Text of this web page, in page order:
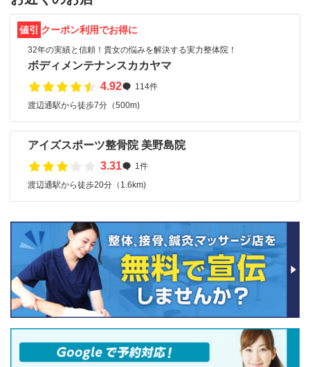
値引 クーポン利用でお得に
32年の実績と信頼！貴女の悩みを解決する実力整体院！
ボディメンテナンスカカヤマ
4.92
114件
渡辺通駅から徒歩7分（500m)
アイズスポーツ整骨院 美野島院
3.31
1件
渡辺通駅から徒歩20分（1.6km)